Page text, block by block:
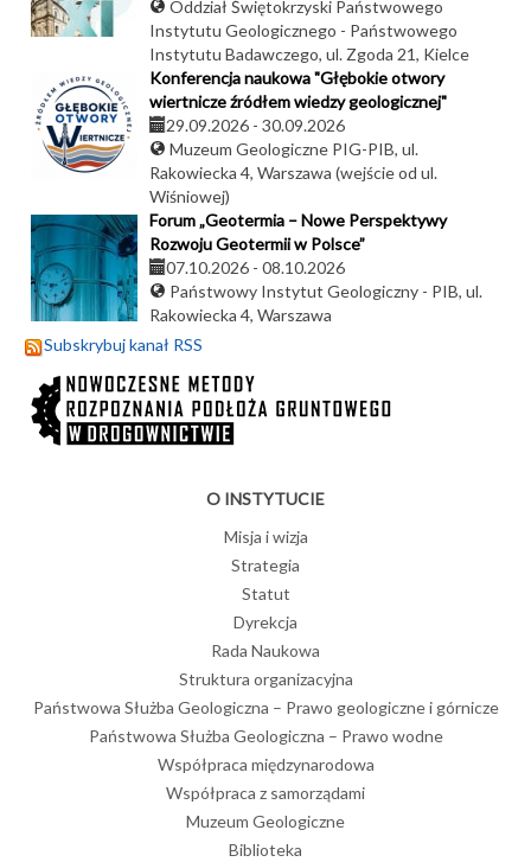
Oddział Świętokrzyski Państwowego
Instytutu Geologicznego - Państwowego
Instytutu Badawczego, ul. Zgoda 21, Kielce
Konferencja naukowa "Głębokie otwory
wiertnicze źródłem wiedzy geologicznej"
29.09.2026- 30.09.2026
Muzeum Geologiczne PIG-PIB, ul.
Rakowiecka 4, Warszawa (wejście od ul.
Wiśniowej)
Forum „Geotermia – Nowe Perspektywy
Rozwoju Geotermii w Polsce”
07.10.2026- 08.10.2026
Państwowy Instytut Geologiczny - PIB, ul.
Rakowiecka 4, Warszawa
Subskrybuj kanał RSS
O INSTYTUCIE
Misja i wizja
Strategia
Statut
Dyrekcja
Rada Naukowa
Struktura organizacyjna
Państwowa Służba Geologiczna – Prawo geologiczne i górnicze
Państwowa Służba Geologiczna – Prawo wodne
Współpraca międzynarodowa
Współpraca z samorządami
Muzeum Geologiczne
Biblioteka